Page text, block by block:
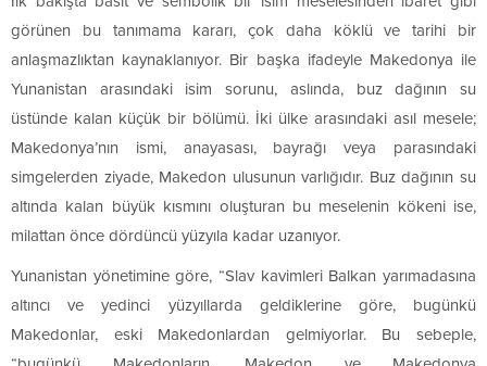
görünen bu tanımama kararı, çok daha köklü ve tarihi bir
anlaşmazlıktan kaynaklanıyor. Bir başka ifadeyle Makedonya ile
Yunanistan arasındaki isim sorunu, aslında, buz dağının su
üstünde kalan küçük bir bölümü. İki ülke arasındaki asıl mesele;
Makedonya’nın ismi, anayasası, bayrağı veya parasındaki
simgelerden ziyade, Makedon ulusunun varlığıdır. Buz dağının su
altında kalan büyük kısmını oluşturan bu meselenin kökeni ise,
milattan önce dördüncü yüzyıla kadar uzanıyor.
Yunanistan yönetimine göre, “Slav kavimleri Balkan yarımadasına
altıncı ve yedinci yüzyıllarda geldiklerine göre, bugünkü
Makedonlar, eski Makedonlardan gelmiyorlar. Bu sebeple,